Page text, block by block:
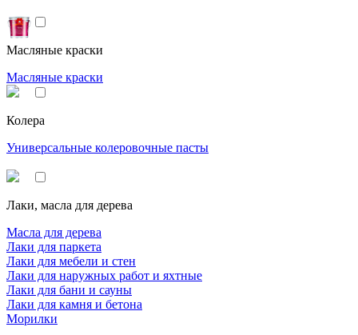
Масляные краски
Масляные краски
Колера
Универсальные колеровочные пасты
Лаки, масла для дерева
Масла для дерева
Лаки для паркета
Лаки для мебели и стен
Лаки для наружных работ и яхтные
Лаки для бани и сауны
Лаки для камня и бетона
Морилки